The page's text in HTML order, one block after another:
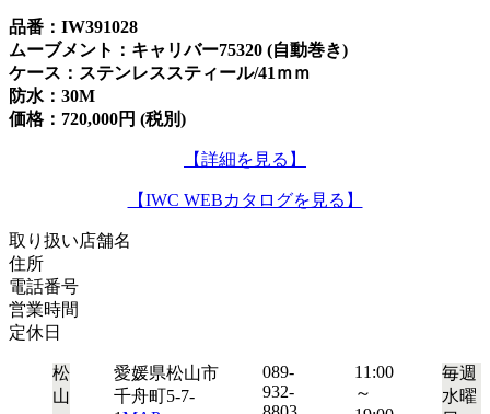
品番：IW391028
ムーブメント：キャリバー75320 (自動巻き)
ケース：ステンレススティール/41ｍｍ
防水：30M
価格：720,000円 (税別)
【詳細を見る】
【IWC WEBカタログを見る】
取り扱い店舗名
住所
電話番号
営業時間
定休日
松
山
愛媛県松山市
千舟町5-7-
089-
932-
11:00
～
毎週
水曜